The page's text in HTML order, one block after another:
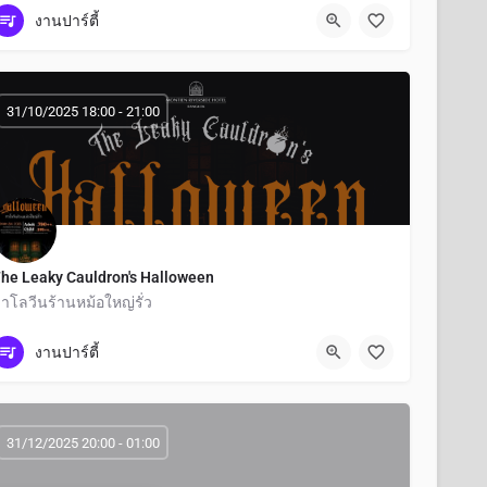
งานปาร์ตี้
Leaky Cauldron's Halloween
โลวีนร้านหม้อใหญ่รั่ว
กรุงเทพมหานคร
31/10/2025 18:00 - 21:00
งานปาร์ตี้
31/12/2025 20:00 - 01:00